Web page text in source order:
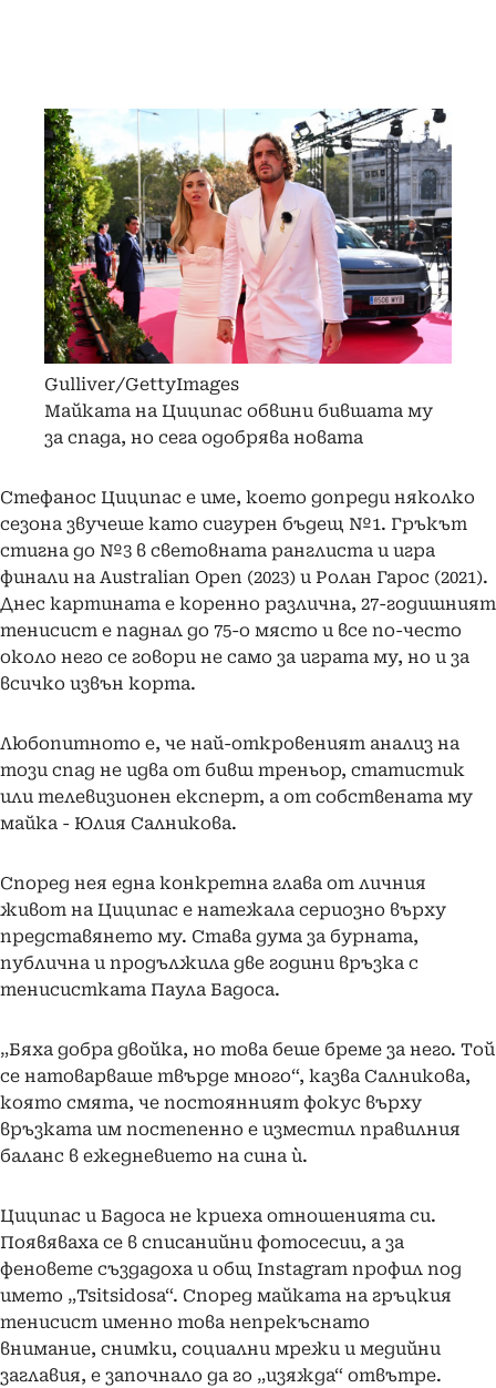
Gulliver/GettyImages
Майката на Циципас обвини бившата му
за спада, но сега одобрява новата
Стефанос Циципас е име, което допреди няколко
сезона звучеше като сигурен бъдещ №1. Гръкът
стигна до №3 в световната ранглиста и игра
финали на Australian Open (2023) и Ролан Гарос (2021).
Днес картината е коренно различна, 27-годишният
тенисист е паднал до 75-о място и все по-често
около него се говори не само за играта му, но и за
всичко извън корта.
Любопитното е, че най-откровеният анализ на
този спад не идва от бивш треньор, статистик
или телевизионен експерт, а от собствената му
майка - Юлия Салникова.
Според нея една конкретна глава от личния
живот на Циципас е натежала сериозно върху
представянето му. Става дума за бурната,
публична и продължила две години връзка с
тенисистката Паула Бадоса.
„Бяха добра двойка, но това беше бреме за него. Той
се натоварваше твърде много“, казва Салникова,
която смята, че постоянният фокус върху
връзката им постепенно е изместил правилния
баланс в ежедневието на сина ѝ.
Циципас и Бадоса не криеха отношенията си.
Появяваха се в списанийни фотосесии, а за
феновете създадоха и общ Instagram профил под
името „Tsitsidosa“. Според майката на гръцкия
тенисист именно това непрекъснато
внимание, снимки, социални мрежи и медийни
заглавия, е започнало да го „изяжда“ отвътре.